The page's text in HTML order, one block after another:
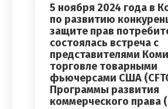
5 ноября 2024 года в
по развитию
защите прав
состоялась встреча с
представителями
торговле товарными
фьючерсами США
Программы развития
коммерческого права